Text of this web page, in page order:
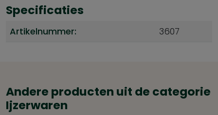
Specificaties
Artikelnummer: 3607
Andere producten uit de categorie
Ijzerwaren